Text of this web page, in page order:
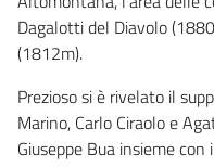
Dagalotti del Diavolo
(1812m).
Prezioso si è rivelato il
Marino, Carlo Ciraolo e
Giuseppe Bua insieme